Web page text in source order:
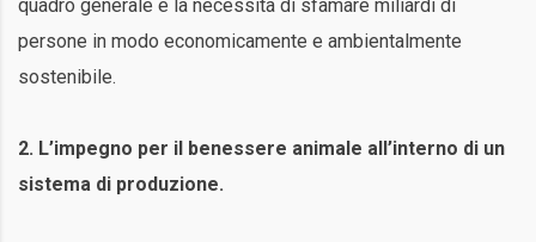
quadro generale e la necessità di sfamare miliardi di
persone in modo economicamente e ambientalmente
sostenibile.
2. L’impegno per il benessere animale all’interno di un
sistema di produzione.